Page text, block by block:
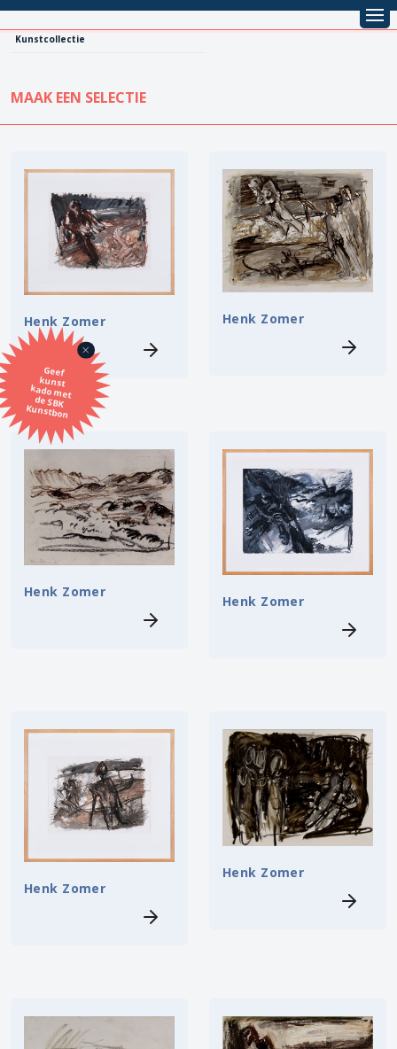
Kunstcollectie
Geef
kunst
kado met
de SBK
Kunstbon
MAAK EEN SELECTIE
KUNSTCOLLECTIE
Alle kunstwerken
Vestiging
Onderwerp
Techniek
Kunstenaar
Formaat
Orientatie
Kleur
Henk Zomer Henk Zomer
Henk Zomer
Henk Zomer
Henk Zomer
Henk Zomer